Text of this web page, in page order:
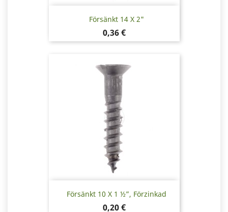
Försänkt 14 X 2"
Pris
0,36 €
Försänkt 10 X 1 ½”, Förzinkad
Pris
0,20 €